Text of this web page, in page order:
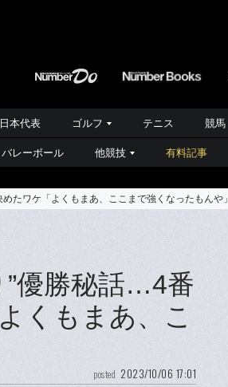
本代表 ゴルフ テニス 競馬
バレーボール 他競技 有料記事
たワケ「よくもまあ、ここまで強くなったもんや」
”優勝秘話…4番
くもまあ、こ
posted 2023/10/06 17:01